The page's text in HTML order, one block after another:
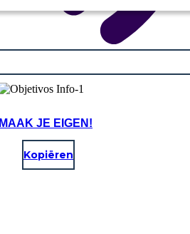
MAAK JE EIGEN!
Kopiëren